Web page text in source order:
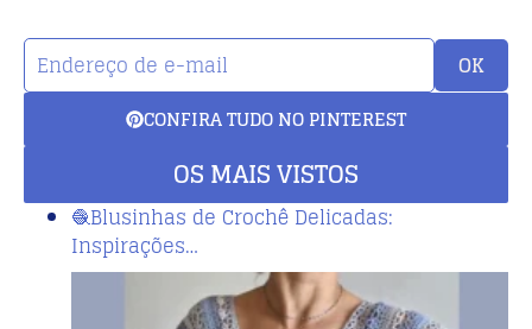
OK
CONFIRA TUDO NO PINTEREST
OS MAIS VISTOS
🧶Blusinhas de Crochê Delicadas:
Inspirações…